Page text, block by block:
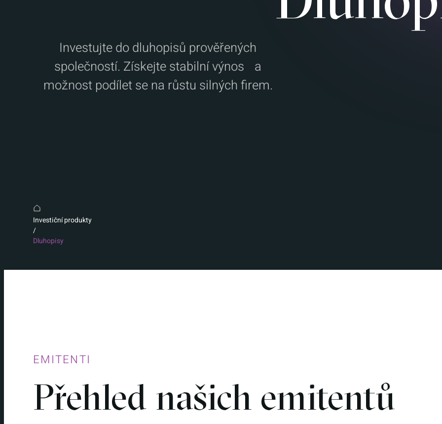
Investujte do dluhopisů prověřených
společností. Získejte stabilní výnos a
možnost podílet se na růstu silných firem.
Investiční produkty
/
Dluhopisy
EMITENTI
Přehled našich emitentů